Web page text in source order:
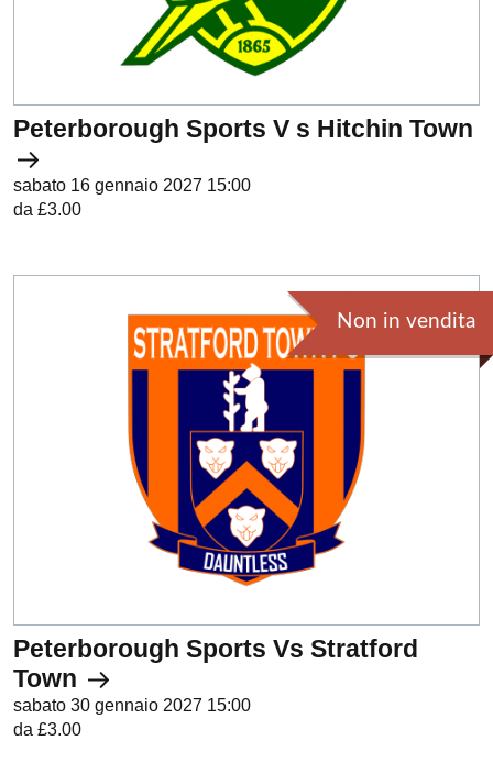
Peterborough Sports V s Hitchin Town
sabato 16 gennaio 2027 15:00
da £3.00
Non in vendita
Peterborough Sports Vs Stratford
Town
sabato 30 gennaio 2027 15:00
da £3.00